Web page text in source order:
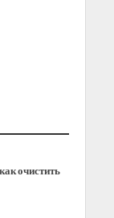
очистить